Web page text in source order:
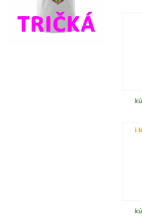
i